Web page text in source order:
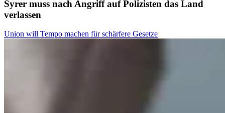
Syrer muss nach Angriff auf Polizisten das Land
verlassen
Union will Tempo machen für schärfere Gesetze